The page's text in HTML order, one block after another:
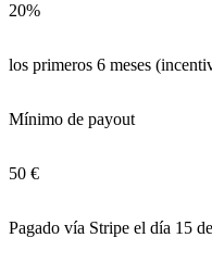
20%
los primeros 6 meses
Mínimo de payout
50 €
Pagado vía Stripe el día 15